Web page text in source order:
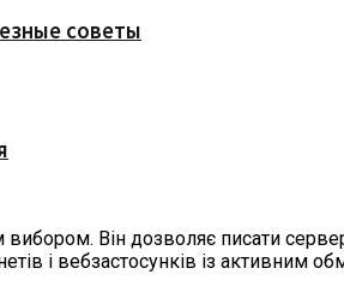
советы
Він дозволяє писати
і вебзастосунків із